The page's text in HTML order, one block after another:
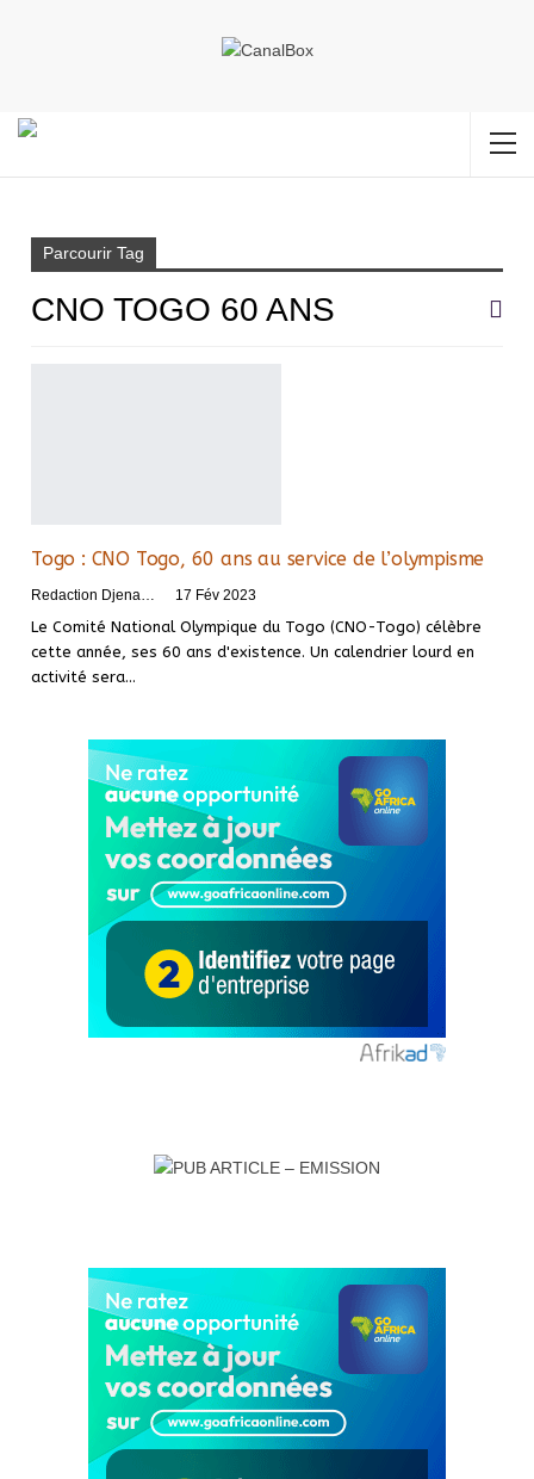
Parcourir Tag
CNO TOGO 60 ANS
Togo : CNO Togo, 60 ans au service de l’olympisme
17 Fév 2023
Le Comité National Olympique du Togo (CNO-Togo) célèbre
cette année, ses 60 ans d'existence. Un calendrier lourd en
activité sera…